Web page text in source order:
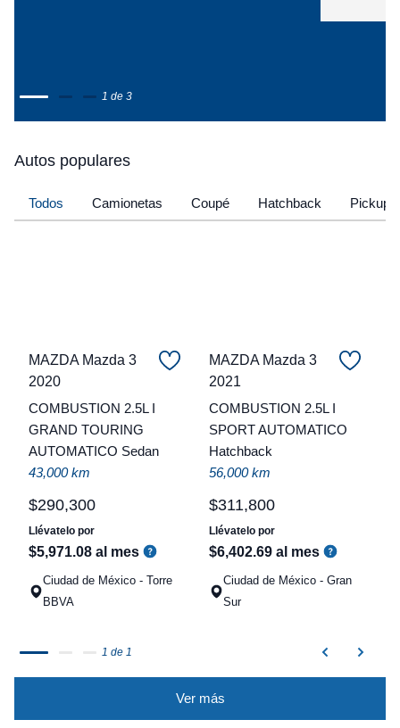
1 de 3
Autos populares
Todos Camionetas Coupé Hatchback Pickup
MAZDA Mazda 3
2020
COMBUSTION 2.5L I
GRAND TOURING
AUTOMATICO Sedan
43,000 km
$290,300
Llévatelo por
$5,971.08 al mes
Ciudad de México - Torre
BBVA
MAZDA Mazda 3
2021
COMBUSTION 2.5L I
SPORT AUTOMATICO
Hatchback
56,000 km
$311,800
Llévatelo por
$6,402.69 al mes
Ciudad de México - Gran
Sur
1 de 1
Ver más